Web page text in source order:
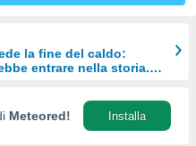
la fine del caldo:
entrare nella storia.
Meteored! Installa